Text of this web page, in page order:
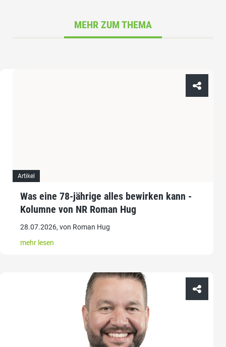
MEHR ZUM THEMA
Artikel
Was eine 78-jährige alles bewirken kann -
Kolumne von NR Roman Hug
28.07.2026, von Roman Hug
mehr lesen